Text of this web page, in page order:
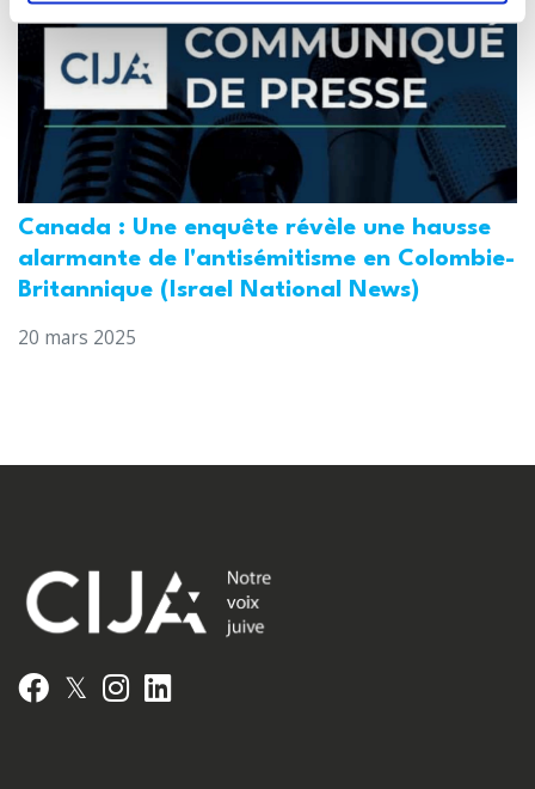
Canada : Une enquête révèle une hausse
alarmante de l'antisémitisme en Colombie-
Britannique (Israel National News)
20 mars 2025
Facebook
𝕏 Instagram